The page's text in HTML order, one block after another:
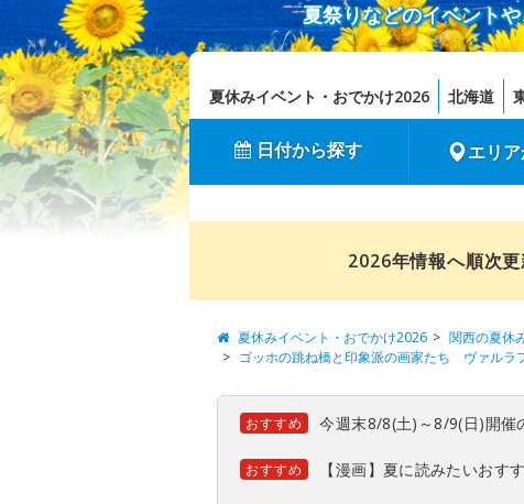
夏祭りなどのイベント
夏休みイベント・おでかけ2026 北海道
日付から探す エリ
2026年情報へ順次
夏休みイベント・おでかけ2026 関西の夏休
ゴッホの跳ね橋と印象派の画家たち ヴァルラ
おすすめ 今週末8/8(土)～8/9(日)開催
おすすめ 【漫画】夏に読みたいおす